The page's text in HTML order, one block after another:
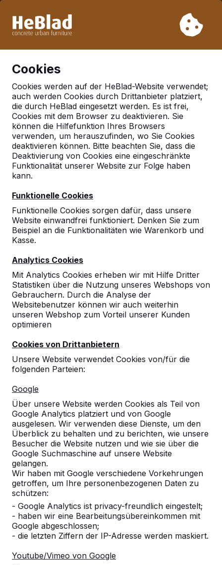
Woche 33 nicht. Bitte berücksichtigen Sie daher längere
Cookies
Cookies werden auf der HeBlad-Website verwendet;
auch werden Cookies durch Drittanbieter platziert,
die durch HeBlad eingesetzt werden. Es ist frei,
Cookies mit dem Browser zu deaktivieren. Sie
können die Hilfefunktion Ihres Browsers
verwenden, um herauszufinden, wo Sie Cookies
deaktivieren können. Bitte beachten Sie, dass die
Deaktivierung von Cookies eine eingeschränkte
Funktionalität unserer Website zur Folge haben
kann.
Funktionelle Cookies
Funktionelle Cookies sorgen dafür, dass unsere
Website einwandfrei funktioniert. Denken Sie zum
Beispiel an die Funktionalitäten wie Warenkorb und
Kasse.
Analytics Cookies
Mit Analytics Cookies erheben wir mit Hilfe Dritter
Statistiken über die Nutzung unseres Webshops von
Gebrauchern. Durch die Analyse der
Websitebenutzer können wir auch weiterhin
unseren Webshop zum Vorteil unserer Kunden
optimieren
Cookies von Drittanbietern
Unsere Website verwendet Cookies von/für die
folgenden Parteien:
Google
Über unsere Website werden Cookies als Teil von
Google Analytics platziert und von Google
ausgelesen. Wir verwenden diese Dienste, um den
Überblick zu behalten und zu berichten, wie unsere
Besucher die Website nutzen und wie sie über die
Google Suchmaschine auf unsere Website
gelangen.
Wir haben mit Google verschiedene Vorkehrungen
getroffen, um Ihre personenbezogenen Daten zu
schützen:
- Google Analytics ist privacy-freundlich eingestelt;
- haben wir eine Bearbeitungsübereinkommen mit
Google abgeschlossen;
- die letzten Ziffern der IP-Adresse werden maskiert.
Youtube/Vimeo von Google
Tischtennistische
Tischtennistisch in Beton
Naturell
111reviews
€ 2.050,00
2. Produkt und folgende für€ 1.850,00per Stück,
9%sparen!
Farbe
Anzahl
Zur Bestellung hinzufügen